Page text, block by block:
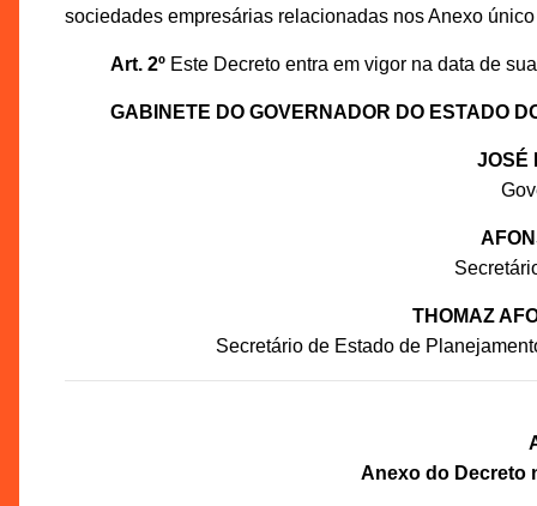
sociedades empresárias relacionadas nos Anexo
Art. 2ºEste Decreto entra em vigor na data de
GABINETE DO GOVERNADOR DO ESTADO
JOSÉ
THOMAZ
Secretário de Estado de
Anexo do Decreto